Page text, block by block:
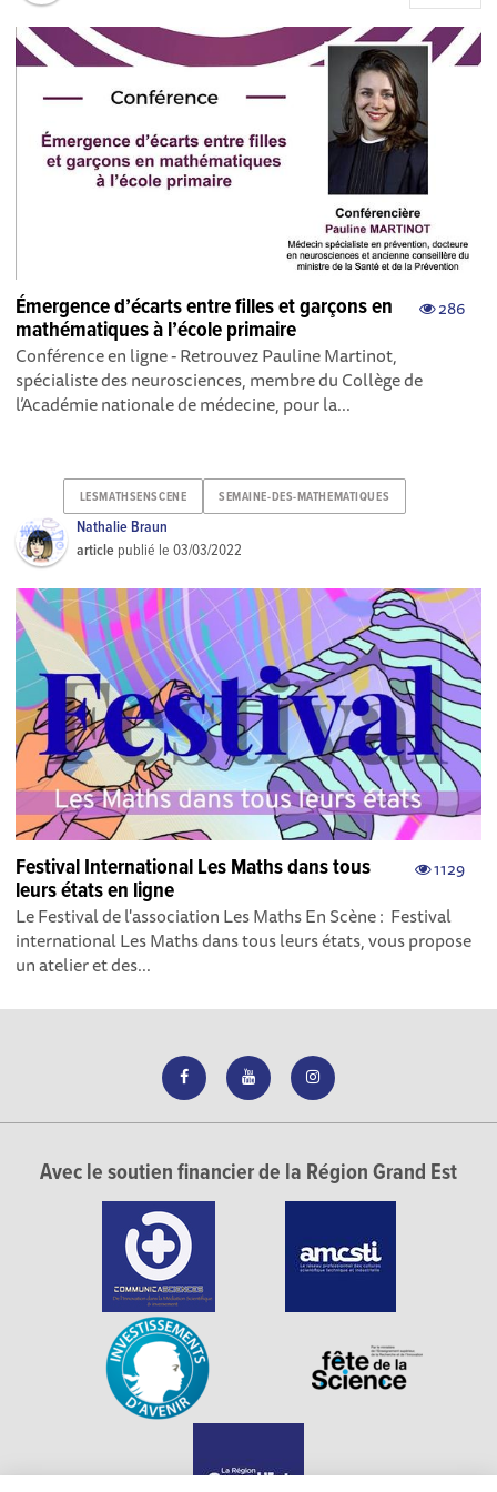
286
Émergence d’écarts entre filles et garçons en
mathématiques à l’école primaire
Conférence en ligne - Retrouvez Pauline Martinot,
spécialiste des neurosciences, membre du Collège de
l’Académie nationale de médecine, pour la...
LESMATHSENSCENE SEMAINE-DES-MATHEMATIQUES
Nathalie Braun
article publié le03/03/2022
1129
Festival International Les Maths dans tous
leurs états en ligne
Le Festival de l'association Les Maths En Scène : Festival
international Les Maths dans tous leurs états, vous propose
un atelier et des...
Avec le soutien financier de la Région Grand Est